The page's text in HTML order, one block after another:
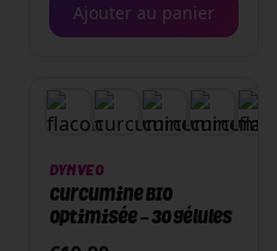
Ajouter au panier
DYNVEO
Curcumine BIO
Optimisée - 30 gélules